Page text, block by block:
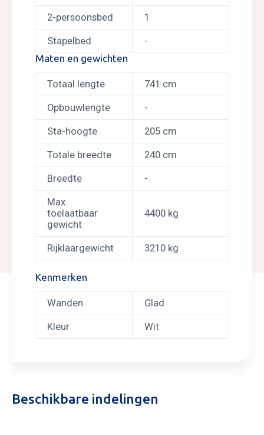
2-persoonsbed 1
Stapelbed
-
Maten en gewichten
Totaal lengte 741 cm
Opbouwlengte -
Sta-hoogte 205 cm
Totale breedte 240 cm
Breedte -
Max.
toelaatbaar
gewicht
4400 kg
Rijklaargewicht 3210 kg
Kenmerken
Wanden Glad
Kleur Wit
Beschikbare indelingen